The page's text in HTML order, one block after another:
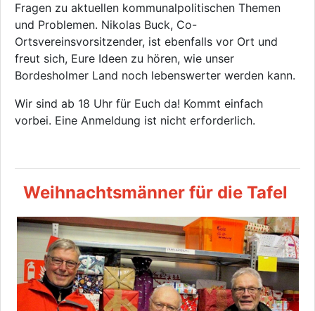
Fragen zu aktuellen kommunalpolitischen Themen
und Problemen. Nikolas Buck, Co-
Ortsvereinsvorsitzender, ist ebenfalls vor Ort und
freut sich, Eure Ideen zu hören, wie unser
Bordesholmer Land noch lebenswerter werden kann.
Wir sind ab 18 Uhr für Euch da! Kommt einfach
vorbei. Eine Anmeldung ist nicht erforderlich.
Weihnachtsmänner für die Tafel